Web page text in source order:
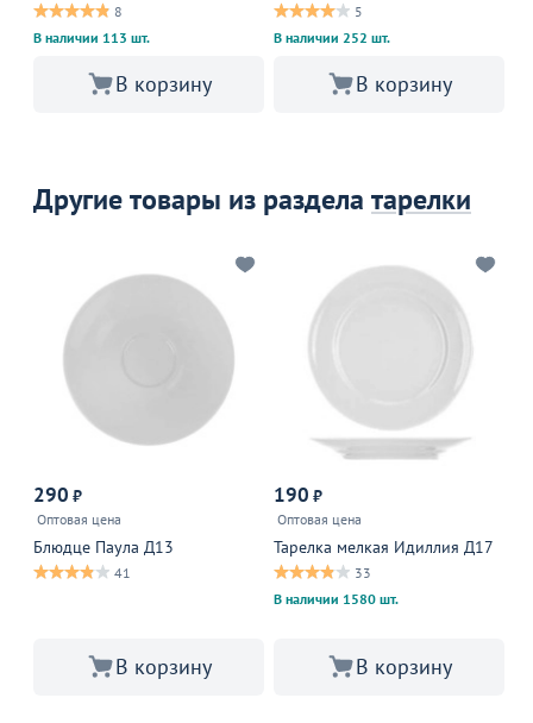
8
В наличии 113 шт.
В корзину
5
В наличии 252 шт.
В корзину
Другие товары из раздела тарелки
290 ₽
Оптовая цена
Блюдце Паула Д13
41
В корзину
190 ₽
Оптовая цена
Тарелка мелкая Идиллия Д17
33
В наличии 1580 шт.
В корзину